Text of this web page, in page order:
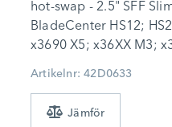
hot-swap - 2.5" SFF
BladeCenter HS12;
x3690 X5; x36XX M3;
Artikelnr: 42D0633